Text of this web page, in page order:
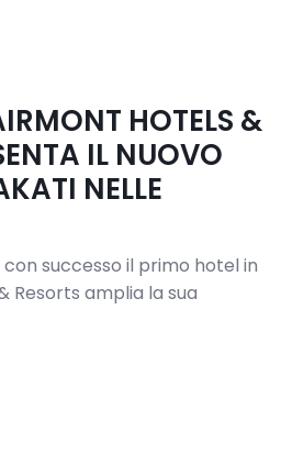
HOTELS &
IL NUOVO
NELLE
successo il primo hotel in
Resorts amplia la sua